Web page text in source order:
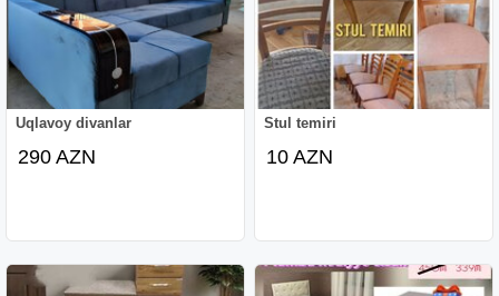
Uqlavoy divanlar
290 AZN
Stul temiri
10 AZN